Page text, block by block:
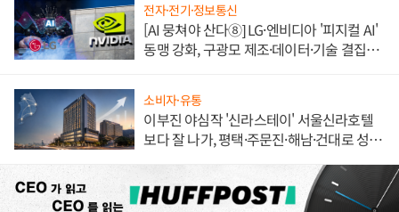
전자·전기·정보통신
[AI 뭉쳐야 산다⑧] LG·엔비디아 '피지컬 AI'
동맹 강화, 구광모 제조·데이터·기술 결집
소비자·유통
이부진 야심작 '신라스테이' 서울신라호텔
보다 잘 나가, 평택·주문진·해남·건대로 성